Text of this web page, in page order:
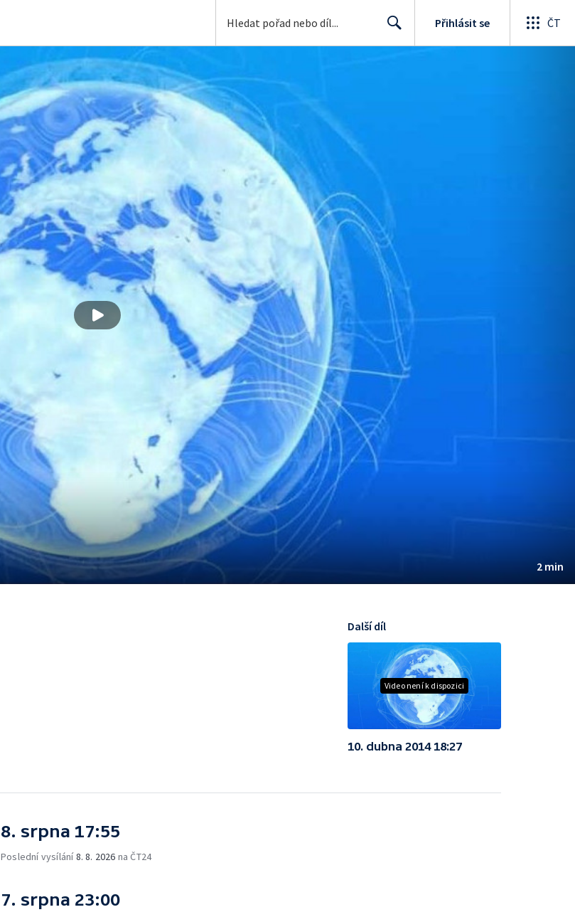
Přihlásit se ČT
2 min
Video není k dispozici
Další díl
10. dubna 2014 18:27
8. srpna 17:55
Poslední vysílání8. 8. 2026 na ČT24
7. srpna 23:00